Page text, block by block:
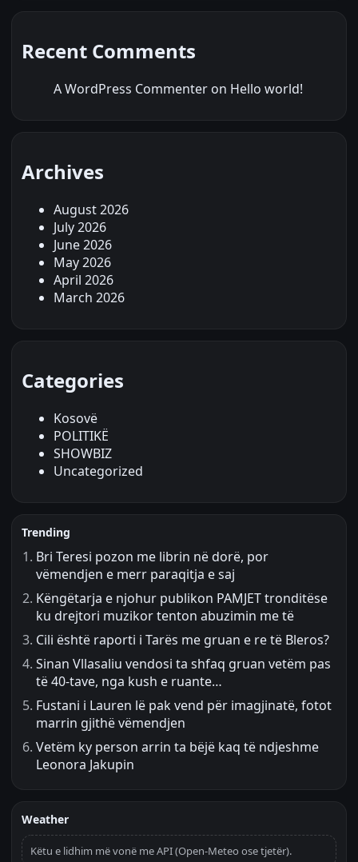
Recent Comments
A WordPress Commenter on Hello world!
Archives
August 2026
July 2026
June 2026
May 2026
April 2026
March 2026
Categories
Kosovë
POLITIKË
SHOWBIZ
Uncategorized
Trending
Bri Teresi pozon me librin në dorë, por
vëmendjen e merr paraqitja e saj
Këngëtarja e njohur publikon PAMJET tronditëse
ku drejtori muzikor tenton abuzimin me të
Cili është raporti i Tarës me gruan e re të Bleros?
Sinan Vllasaliu vendosi ta shfaq gruan vetëm pas
të 40-tave, nga kush e ruante…
Fustani i Lauren lë pak vend për imagjinatë, fotot
marrin gjithë vëmendjen
Vetëm ky person arrin ta bëjë kaq të ndjeshme
Leonora Jakupin
Weather
Këtu e lidhim më vonë me API (Open-Meteo ose tjetër).